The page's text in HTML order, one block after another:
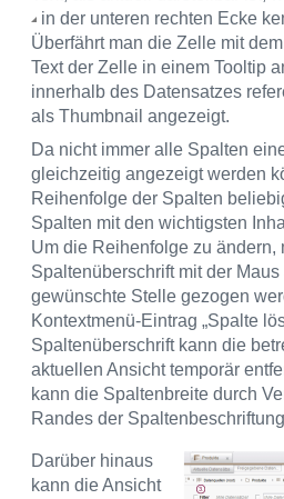
in der unteren rechten Ecke
Überfährt man die Zelle mit
Text der Zelle in einem Tooltip
innerhalb des Datensatzes
als Thumbnail angezeigt.
Da nicht immer alle Spalten
gleichzeitig angezeigt werden
Reihenfolge der Spalten
Spalten mit den wichtigsten
Um die Reihenfolge zu ändern,
Spaltenüberschrift mit der
gewünschte Stelle gezogen
Kontextmenü-Eintrag „Spalte
Spaltenüberschrift kann die
aktuellen Ansicht temporär
kann die Spaltenbreite durch
Randes der
Darüber hinaus
kann die Ansicht